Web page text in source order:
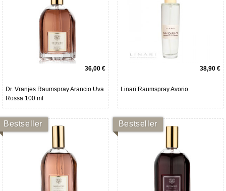
36,00 €
Dr. Vranjes Raumspray Arancio Uva
Rossa 100 ml
38,90 €
Linari Raumspray Avorio
Bestseller Bestseller